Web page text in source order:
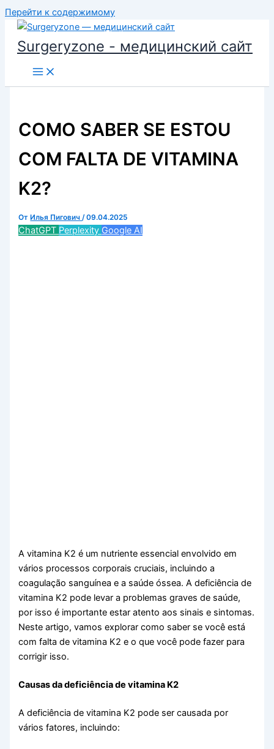
Перейти к содержимому
Surgeryzone - медицинский сайт
COMO SABER SE ESTOU
COM FALTA DE VITAMINA
K2?
От Илья Пигович/09.04.2025
ChatGPT Perplexity Google AI
A vitamina K2 é um nutriente essencial envolvido em
vários processos corporais cruciais, incluindo a
coagulação sanguínea e a saúde óssea. A deficiência de
vitamina K2 pode levar a problemas graves de saúde,
por isso é importante estar atento aos sinais e sintomas.
Neste artigo, vamos explorar como saber se você está
com falta de vitamina K2 e o que você pode fazer para
corrigir isso.
Causas da deficiência de vitamina K2
A deficiência de vitamina K2 pode ser causada por
vários fatores, incluindo: